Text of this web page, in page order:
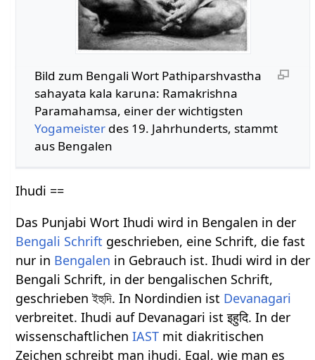
Bild zum Bengali Wort Pathiparshvastha
sahayata kala karuna: Ramakrishna
Paramahamsa, einer der wichtigsten
Yogameisterdes 19. Jahrhunderts, stammt
aus Bengalen
Ihudi ==
Das Punjabi Wort Ihudi wird in Bengalen in der
Bengali Schrift geschrieben, eine Schrift, die fast
nur in Bengalen in Gebrauch ist. Ihudi wird in der
Bengali Schrift, in der bengalischen Schrift,
geschrieben ইহুদি. In Nordindien ist Devanagari
verbreitet. Ihudi auf Devanagari ist इहुदि. In der
wissenschaftlichenIAST mit diakritischen
Zeichen schreibt man ihudi. Egal, wie man es